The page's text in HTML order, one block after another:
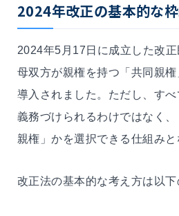
2024年改正の基本的な
2024年5月17日に成立した改
母双方が親権を持つ「共同親
導入されました。ただし、す
義務づけられるわけではなく
親権」かを選択できる仕組みと
改正法の基本的な考え方は以下